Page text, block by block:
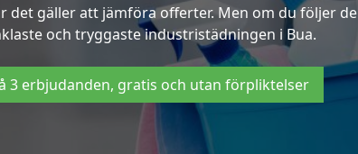
gäller att jämföra offerter. Men om du följer
och tryggaste industristädningen i Bua.
3 erbjudanden, gratis och utan förpliktelser